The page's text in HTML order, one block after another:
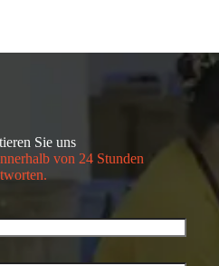
Sie uns
von 24 Stunden